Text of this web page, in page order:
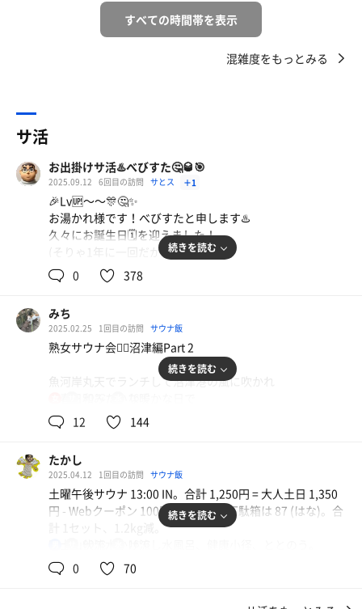
すべての時間帯を表示
混雑度をもっとみる
サ活
お出掛けサ活♨️べびすた🤔🥃🎯
2025.09.12 6回目の訪問 サとス ＋1
🎉Lv🆙〜〜🎊🤔✨
お湯かれ様です！べびすたと申します♨️
久々にお誕生日🗓を迎えました！
(そりゃ1年に一回だからね🤔笑🎂)
やって来ました！いよぉ〜ペンペン🙇‍♂🪭
原点に久々の湯場です🤔
坂口屋さんとの御縁は【サウナ】との出逢い
でもあります故…記念すべき日に
何度か語った事があるかも知れませんが
サウナ室から💪出て来たおじさんが
肩から湯気をモクモク💭させて出て来た
光景を露天風呂から目の当たりにした事が
【サウナ】って何？？の扉を🚪開いた
💡キッカケであります🤔
当時はノーヘル(サウナハット無)に
貸タオル(購入だったかな🧣)
続きを読む
0 378
みち
2025.02.25 1回目の訪問 サウナ飯
熟女サウナ会🧖‍♀️沼津編Part 2
魚河岸丸天でランチして沼津港の風に吹かれ
コートなど必要なく正面に見える富士山は
大分雪が溶けてるような感じだ🗻
2湯目に選択したのは
イケメン蒸男君こと磯村君推しのこちらへ
サ友さん達も水が良いと絶賛しているので
高台にある為、駿河湾の景色が望める立地
玄関には富士山の雪解け水を汲むことが出来る素晴らしい
続きを読む
12 144
たかし
2025.04.12 1回目の訪問 サウナ飯
土曜午後サウナ 13:00 IN。合計 1,250円 = 大人土日 1,350
円 - Webクーポン 100円。初訪問。下駄箱は 87 (はな)。合
計 1セット、1.2kg減。
#サウナ前口上
続きを読む
0 70